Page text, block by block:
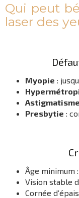
Qui peut
laser des
Myopie :
Astigmatisme
Presbytie :
Âge minimum :
Vision stable
Cornée